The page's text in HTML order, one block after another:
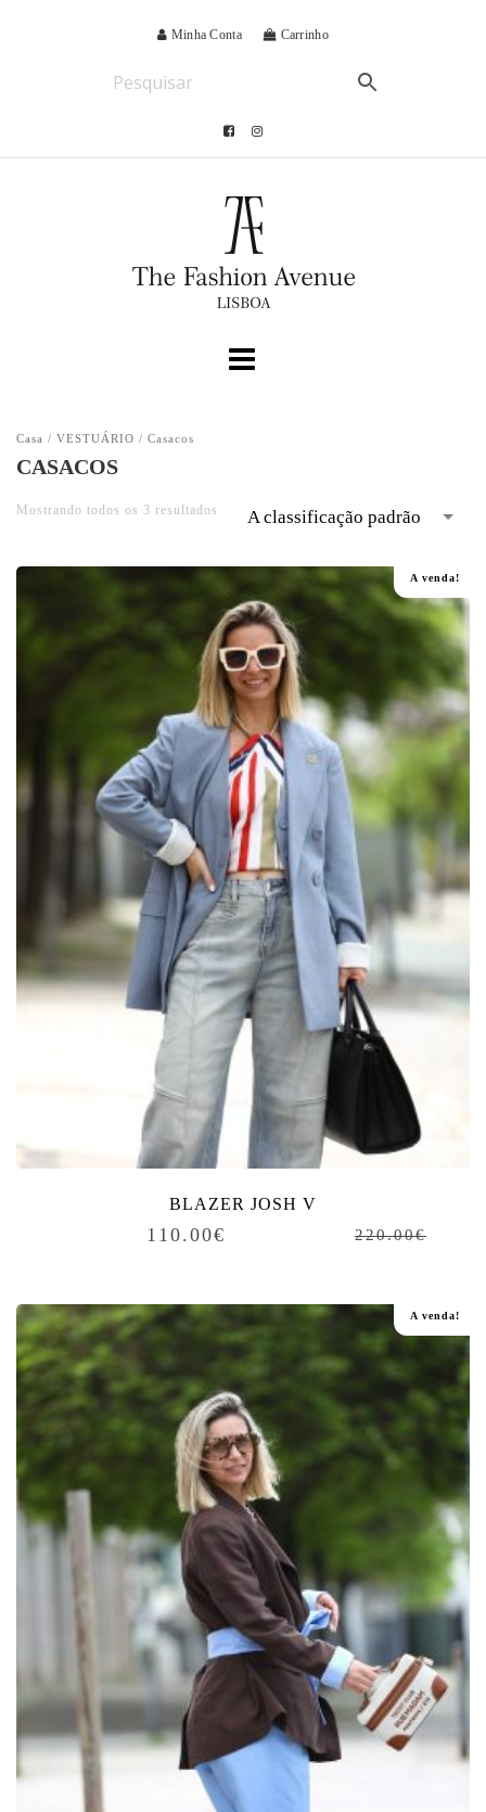
Minha Conta Carrinho
Casa / VESTUÁRIO / Casacos
CASACOS
Mostrando todos os 3 resultados A classificação padrão
A venda!
BLAZER JOSH V
220.00€
110.00€
A venda!